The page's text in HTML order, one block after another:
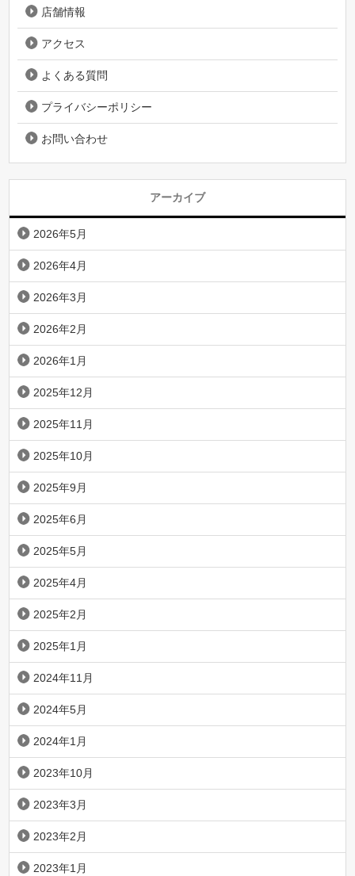
店舗情報
アクセス
よくある質問
プライバシーポリシー
お問い合わせ
アーカイブ
2026年5月
2026年4月
2026年3月
2026年2月
2026年1月
2025年12月
2025年11月
2025年10月
2025年9月
2025年6月
2025年5月
2025年4月
2025年2月
2025年1月
2024年11月
2024年5月
2024年1月
2023年10月
2023年3月
2023年2月
2023年1月